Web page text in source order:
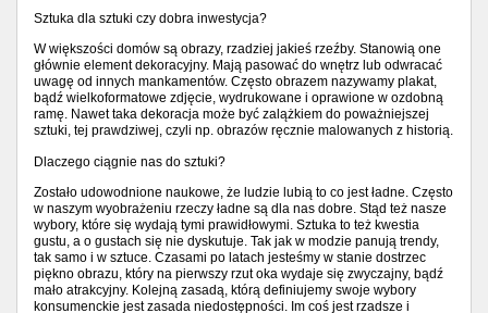
Sztuka dla sztuki czy dobra inwestycja?
W większości domów są obrazy, rzadziej jakieś rzeźby. Stanowią one
głównie element dekoracyjny. Mają pasować do wnętrz lub odwracać
uwagę od innych mankamentów. Często obrazem nazywamy plakat,
bądź wielkoformatowe zdjęcie, wydrukowane i oprawione w ozdobną
ramę. Nawet taka dekoracja może być zalążkiem do poważniejszej
sztuki, tej prawdziwej, czyli np. obrazów ręcznie malowanych z historią.
Dlaczego ciągnie nas do sztuki?
Zostało udowodnione naukowe, że ludzie lubią to co jest ładne. Często
w naszym wyobrażeniu rzeczy ładne są dla nas dobre. Stąd też nasze
wybory, które się wydają tymi prawidłowymi. Sztuka to też kwestia
gustu, a o gustach się nie dyskutuje. Tak jak w modzie panują trendy,
tak samo i w sztuce. Czasami po latach jesteśmy w stanie dostrzec
piękno obrazu, który na pierwszy rzut oka wydaje się zwyczajny, bądź
mało atrakcyjny. Kolejną zasadą, którą definiujemy swoje wybory
konsumenckie jest zasada niedostępności. Im coś jest rzadsze i